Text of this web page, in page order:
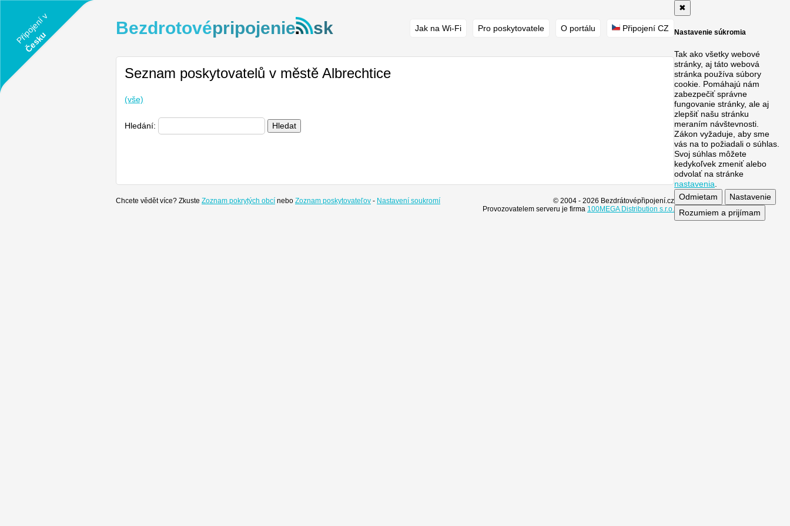
Připojení v
Česku
Bezdrotovépripojenie sk Jak na Wi-Fi Pro poskytovatele O portálu Připojení CZ
Seznam poskytovatelů v městě Albrechtice
(vše)
Hledání: Hledat
Chcete vědět více? Zkuste Zoznam pokrytých obcí nebo Zoznam poskytovateľov - Nastavení soukromí
© 2004 - 2026 Bezdrátovépřipojení.cz
Provozovatelem serveru je firma 100MEGA Distribution s.r.o.
✖
Nastavenie súkromia
Tak ako všetky webové
stránky, aj táto webová
stránka používa súbory
cookie. Pomáhajú nám
zabezpečiť správne
fungovanie stránky, ale aj
zlepšiť našu stránku
meraním návštevnosti.
Zákon vyžaduje, aby sme
vás na to požiadali o súhlas.
Svoj súhlas môžete
kedykoľvek zmeniť alebo
odvolať na stránke
nastavenia
Odmietam
Nastavenie
Rozumiem a prijímam